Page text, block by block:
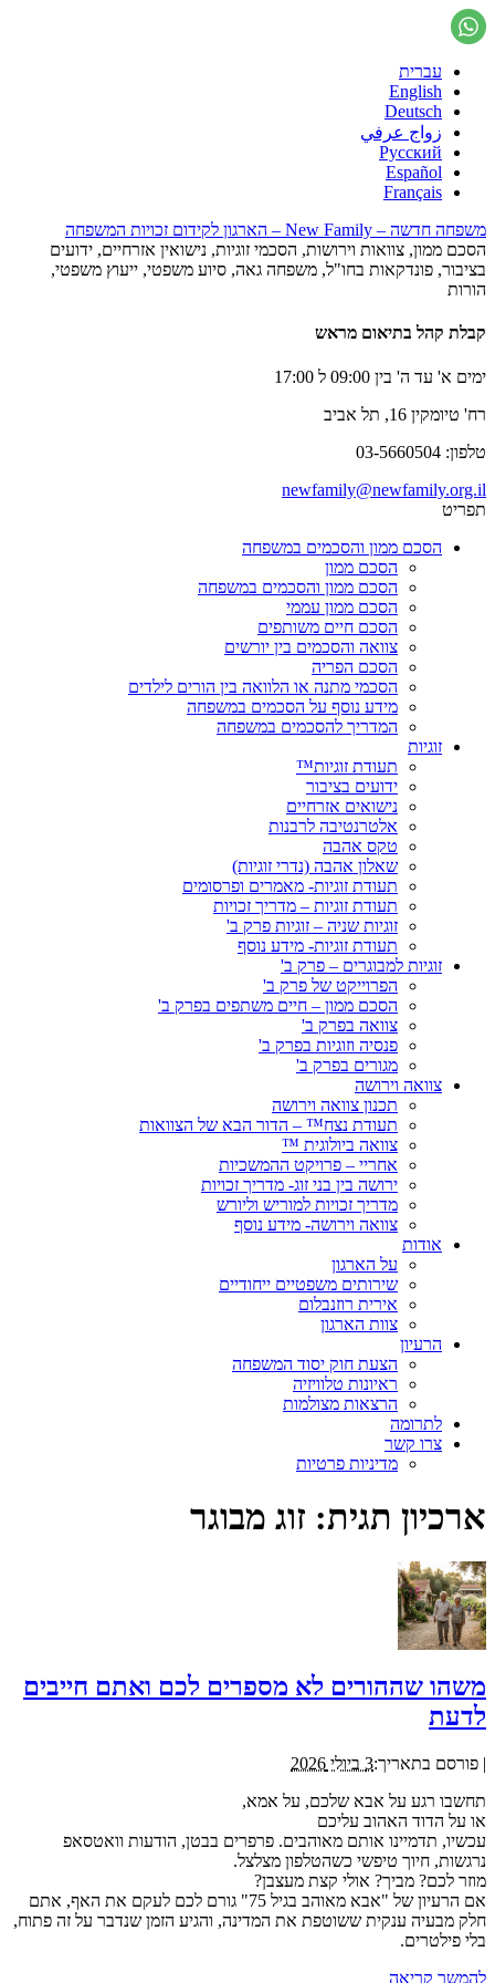
עברית
English
Deutsch
زواج عرفي
Русский
Español
Français
משפחה חדשה – New Family – הארגון לקידום זכויות המשפחה
הסכם ממון, צוואות וירושות, הסכמי זוגיות, נישואין אזרחיים, ידועים
בציבור, פונדקאות בחו"ל, משפחה גאה, סיוע משפטי, ייעוץ משפטי,
הורות
קבלת קהל בתיאום מראש
ימים א' עד ה' בין 09:00 ל 17:00
רח' טיומקין 16, תל אביב
טלפון: 03-5660504
newfamily@newfamily.org.il
תפריט
הסכם ממון והסכמים במשפחה
הסכם ממון
הסכם ממון והסכמים במשפחה
הסכם ממון עממי
הסכם חיים משותפים
צוואה והסכמים בין יורשים
הסכם הפריה
הסכמי מתנה או הלוואה בין הורים לילדים
מידע נוסף על הסכמים במשפחה
המדריך להסכמים במשפחה
זוגיות
תעודת זוגיות™
ידועים בציבור
נישואים אזרחיים
אלטרנטיבה לרבנות
טקס אהבה
שאלון אהבה (נדרי זוגיות)
תעודת זוגיות- מאמרים ופרסומים
תעודת זוגיות – מדריך זכויות
זוגיות שניה – זוגיות פרק ב'
תעודת זוגיות- מידע נוסף
זוגיות למבוגרים – פרק ב'
הפרוייקט של פרק ב'
הסכם ממון – חיים משתפים בפרק ב'
צוואה בפרק ב'
פנסיה וזוגיות בפרק ב'
מגורים בפרק ב'
צוואה וירושה
תכנון צוואה וירושה
תעודת נצח™ – הדור הבא של הצוואות
צוואה ביולוגית ™
אחריי – פרויקט ההמשכיות
ירושה בין בני זוג- מדריך זכויות
מדריך זכויות למוריש וליורש
צוואה וירושה- מידע נוסף
אודות
על הארגון
שירותים משפטיים ייחודיים
אירית רוזנבלום
צוות הארגון
הרעיון
הצעת חוק יסוד המשפחה
ראיונות טלוויזיה
הרצאות מצולמות
לתרומה
צרו קשר
מדיניות פרטיות
ארכיון תגית: זוג מבוגר
משהו שההורים לא מספרים לכם ואתם חייבים
לדעת
| פורסם בתאריך:3 ביולי 2026
תחשבו רגע על אבא שלכם, על אמא,
או על הדוד האהוב עליכם
עכשיו, תדמיינו אותם מאוהבים. פרפרים בבטן, הודעות וואטסאפ
נרגשות, חיוך טיפשי כשהטלפון מצלצל.
מוזר לכם? מביך? אולי קצת מעצבן?
אם הרעיון של "אבא מאוהב בגיל 75" גורם לכם לעקם את האף, אתם
חלק מבעיה ענקית ששוטפת את המדינה, והגיע הזמן שנדבר על זה פתוח,
בלי פילטרים.
להמשך קריאה